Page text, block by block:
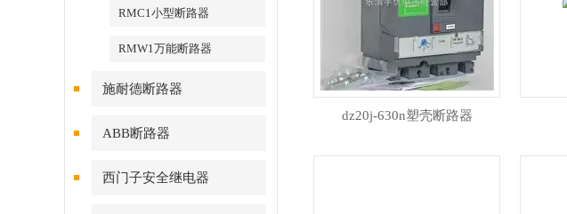
RMC1小型断路器
RMW1万能断路器
施耐德断路器
ABB断路器
西门子安全继电器
dz20j-630n塑壳断路器